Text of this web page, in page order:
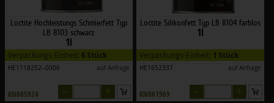
Loctite Hochleistungs Schmierfett Typ
LB 8103 schwarz
1l
Verpackungs-Einheit: 6 Stück
HE1118252--0006 auf Anfrage
KN085924
Loctite Silikonfett Typ LB 8104 farblos
1l
Verpackungs-Einheit: 1 Stück
HE1652337 auf Anfrage
KN061969